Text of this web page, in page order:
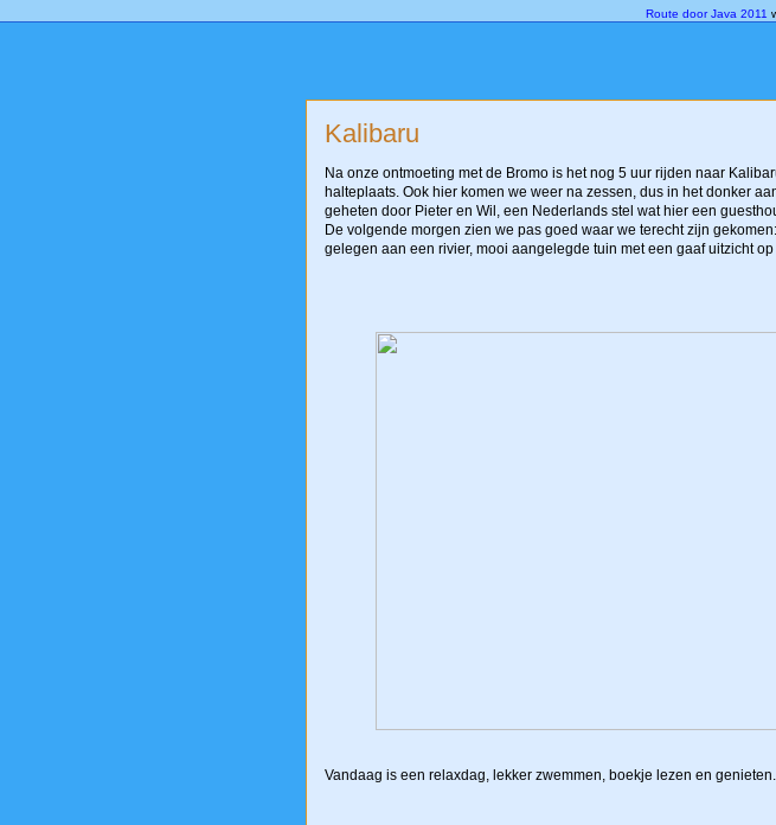
Route door Java 2011
Kalibaru
Na onze ontmoeting met de Bromo is het nog 5 uur rijden naar
halteplaats. Ook hier komen we weer na zessen, dus in het donker
geheten door Pieter en Wil, een Nederlands stel wat hier een
De volgende morgen zien we pas goed waar we terecht zijn
gelegen aan een rivier, mooi aangelegde tuin met een gaaf uitzicht
Vandaag is een relaxdag, lekker zwemmen, boekje lezen en genieten.